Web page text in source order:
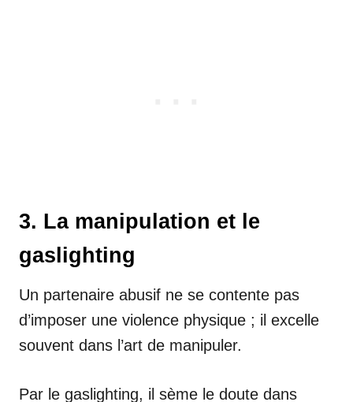
3. La manipulation et le
gaslighting
Un partenaire abusif ne se contente pas
d’imposer une violence physique ; il excelle
souvent dans l’art de manipuler.
Par le gaslighting, il sème le doute dans